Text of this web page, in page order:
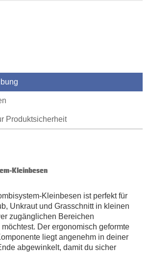
Produktsicherheit
Kleinbesen
Kleinbesen ist perfekt für
Unkraut und Grasschnitt in kleinen
zugänglichen Bereichen
Der ergonomisch geformte
liegt angenehm in deiner
abgewinkelt, damit du sicher